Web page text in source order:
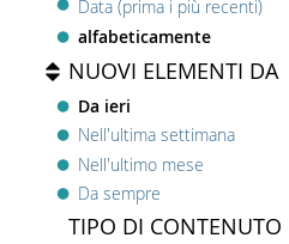
Data (prima i più recenti)
alfabeticamente
NUOVI ELEMENTI DA
Da ieri
Nell'ultima settimana
Nell'ultimo mese
Da sempre
TIPO DI CONTENUTO